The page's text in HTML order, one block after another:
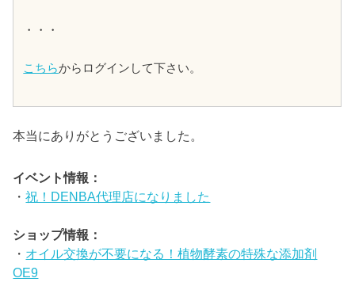
・・・
こちらからログインして下さい。
本当にありがとうございました。
イベント情報：
・祝！DENBA代理店になりました
ショップ情報：
・ オイル交換が不要になる！植物酵素の特殊な添加剤
OE9